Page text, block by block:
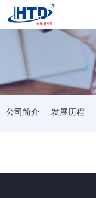
公司简介 发展历程